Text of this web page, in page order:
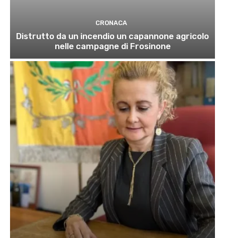
CRONACA
Distrutto da un incendio un capannone agricolo
nelle campagne di Frosinone